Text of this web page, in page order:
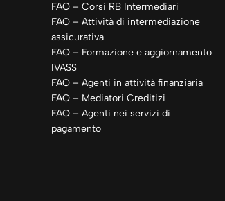
FAQ – Corsi RB Intermediari
FAQ – Attività di intermediazione
assicurativa
FAQ – Formazione e aggiornamento
IVASS
FAQ – Agenti in attività finanziaria
FAQ – Mediatori Creditizi
FAQ – Agenti nei servizi di
pagamento